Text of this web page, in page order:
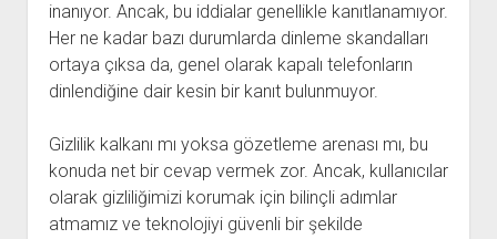
inanıyor. Ancak, bu iddialar genellikle kanıtlanamıyor.
Her ne kadar bazı durumlarda dinleme skandalları
ortaya çıksa da, genel olarak kapalı telefonların
dinlendiğine dair kesin bir kanıt bulunmuyor.
Gizlilik kalkanı mı yoksa gözetleme arenası mı, bu
konuda net bir cevap vermek zor. Ancak, kullanıcılar
olarak gizliliğimizi korumak için bilinçli adımlar
atmamız ve teknolojiyi güvenli bir şekilde